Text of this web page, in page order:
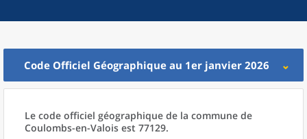
Code Officiel Géographique au 1er janvier 2026
Le code officiel géographique de la commune de
Coulombs-en-Valois est 77129.